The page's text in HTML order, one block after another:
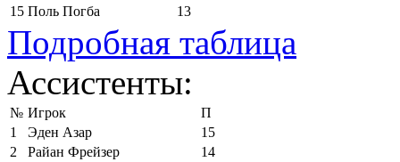
15 Поль Погба 13
Подробная таблица
Ассистенты:
№ Игрок
П
1
Эден Азар
15
2
Райан Фрейзер
14